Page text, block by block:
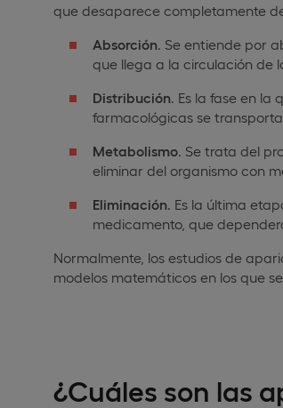
que desaparece completamente
Absorción . Se entiende por
que llega a la circulación de
Distribución . Es la fase en
farmacológicas se
Metabolismo . Se trata del
eliminar del organismo con
Eliminación . Es la última
medicamento, que
Normalmente, los estudios de
modelos matemáticos en los que
¿Cuáles son las